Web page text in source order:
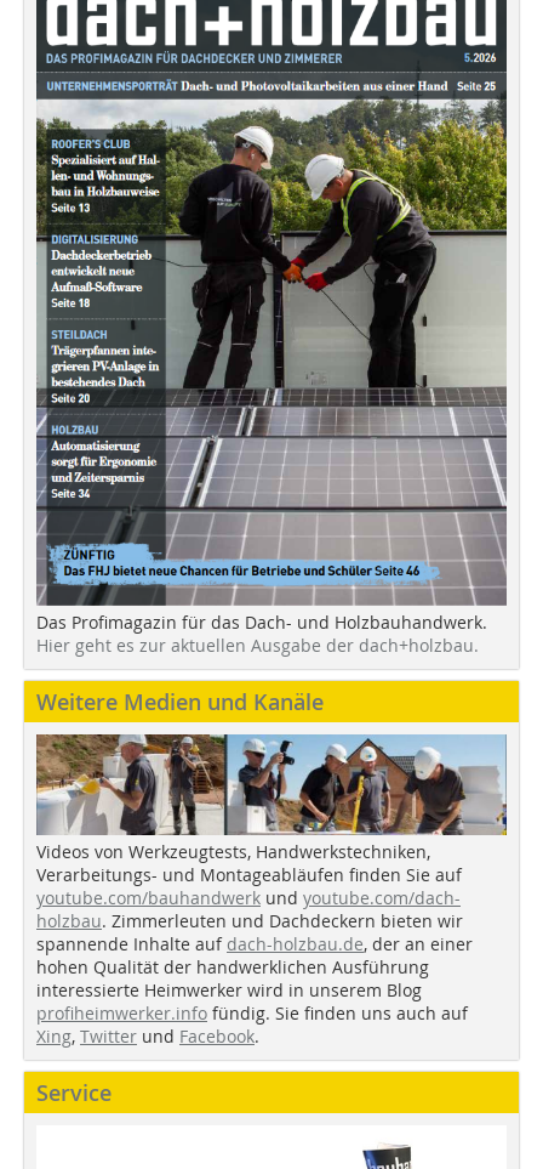
Das Profimagazin für das Dach- und Holzbauhandwerk.
Hier geht es zur aktuellen Ausgabe der dach+holzbau.
Weitere Medien und Kanäle
Videos von Werkzeugtests, Handwerkstechniken,
Verarbeitungs- und Montageabläufen finden Sie auf
youtube.com/bauhandwerk und youtube.com/dach-
holzbau. Zimmerleuten und Dachdeckern bieten wir
spannende Inhalte auf dach-holzbau.de, der an einer
hohen Qualität der handwerklichen Ausführung
interessierte Heimwerker wird in unserem Blog
profiheimwerker.info fündig. Sie finden uns auch auf
Xing, Twitter und Facebook.
Service